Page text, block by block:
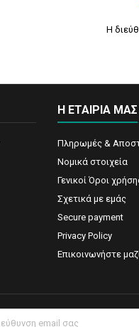
H
Η ΕΤΑΙΡΙΑ ΜΑΣ
Πληρωμές &
Νομικά στοιχεία
Γενικοί Όροι
Σχετικά με εμάς
Secure payment
Privacy Policy
Επικοινωνήστε